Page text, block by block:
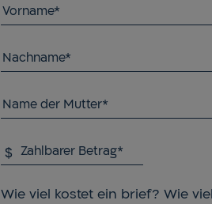
Vorname*
Nachname*
Name der Mutter*
Zahlbarer Betrag*
$
Wie viel kostet ein brief? Wie